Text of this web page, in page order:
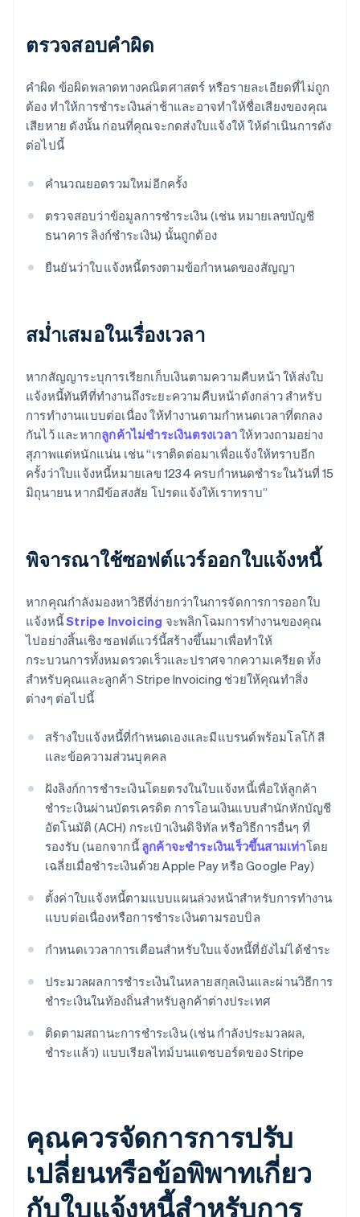
ตรวจสอบคำผิด
คำผิด ข้อผิดพลาดทางคณิตศาสตร์ หรือรายละเอียดที่ไม่ถูก
ต้อง ทำให้การชำระเงินล่าช้าและอาจทำให้ชื่อเสียงของคุณ
เสียหาย ดังนั้น ก่อนที่คุณจะกดส่งใบแจ้งให้ ให้ดำเนินการดัง
ต่อไปนี้
คำนวณยอดรวมใหม่อีกครั้ง
ตรวจสอบว่าข้อมูลการชำระเงิน (เช่น หมายเลขบัญชี
ธนาคาร ลิงก์ชำระเงิน) นั้นถูกต้อง
ยืนยันว่าใบแจ้งหนี้ตรงตามข้อกำหนดของสัญญา
สม่ำเสมอในเรื่องเวลา
หากสัญญาระบุการเรียกเก็บเงินตามความคืบหน้า ให้ส่งใบ
แจ้งหนี้ทันทีที่ทำงานถึงระยะความคืบหน้าดังกล่าว สำหรับ
การทำงานแบบต่อเนื่อง ให้ทำงานตามกำหนดเวลาที่ตกลง
กันไว้ และหากลูกค้าไม่ชำระเงินตรงเวลาให้ทวงถามอย่าง
สุภาพแต่หนักแน่น เช่น “เราติดต่อมาเพื่อแจ้งให้ทราบอีก
ครั้งว่าใบแจ้งหนี้หมายเลข 1234 ครบกำหนดชำระในวันที่ 15
มิถุนายน หากมีข้อสงสัย โปรดแจ้งให้เราทราบ”
พิจารณาใช้ซอฟต์แวร์ออกใบแจ้งหนี้
หากคุณกำลังมองหาวิธีที่ง่ายกว่าในการจัดการการออกใบ
แจ้งหนี้Stripe Invoicing จะพลิกโฉมการทำงานของคุณ
ไปอย่างสิ้นเชิง ซอฟต์แวร์นี้สร้างขึ้นมาเพื่อทำให้
กระบวนการทั้งหมดรวดเร็วและปราศจากความเครียด ทั้ง
สำหรับคุณและลูกค้า Stripe Invoicing ช่วยให้คุณทำสิ่ง
ต่างๆ ต่อไปนี้
สร้างใบแจ้งหนี้ที่กำหนดเองและมีแบรนด์พร้อมโลโก้ สี
และข้อความส่วนบุคคล
ฝังลิงก์การชำระเงินโดยตรงในใบแจ้งหนี้เพื่อให้ลูกค้า
ชำระเงินผ่านบัตรเครดิต การโอนเงินแบบสำนักหักบัญชี
อัตโนมัติ (ACH) กระเป๋าเงินดิจิทัล หรือวิธีการอื่นๆ ที่
รองรับ (นอกจากนี้ ลูกค้าจะชำระเงินเร็วขึ้นสามเท่าโดย
เฉลี่ยเมื่อชำระเงินด้วย Apple Pay หรือ Google Pay)
ตั้งค่าใบแจ้งหนี้ตามแบบแผนล่วงหน้าสำหรับการทำงาน
แบบต่อเนื่องหรือการชำระเงินตามรอบบิล
กำหนดเววลาการเตือนสำหรับใบแจ้งหนี้ที่ยังไม่ได้ชำระ
ประมวลผลการชำระเงินในหลายสกุลเงินและผ่านวิธีการ
ชำระเงินในท้องถิ่นสำหรับลูกค้าต่างประเทศ
ติดตามสถานะการชำระเงิน (เช่น กำลังประมวลผล,
ชำระแล้ว) แบบเรียลไทม์บนแดชบอร์ดของ Stripe
คุณควรจัดการการปรับ
เปลี่ยนหรือข้อพิพาทเกี่ยว
กับใบแจ้งหนี้สำหรับการ